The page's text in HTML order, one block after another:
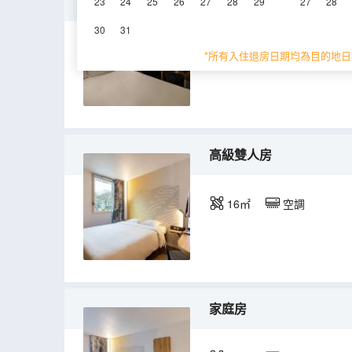
30 31
*所有入住退房日期均為目的地
13㎡
高級雙人房
16㎡ 空調
家庭房